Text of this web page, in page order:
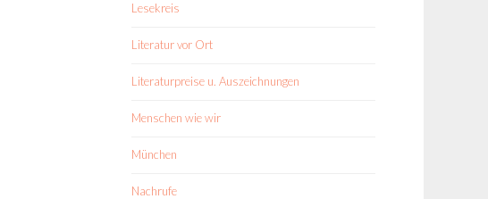
Lesekreis
Literatur vor Ort
Literaturpreise u. Auszeichnungen
Menschen wie wir
München
Nachrufe